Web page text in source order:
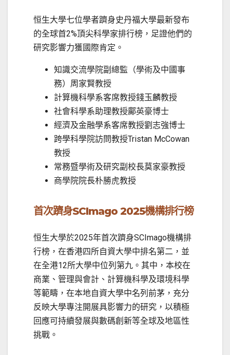
恒生大學七位學者躋身史丹福大學最新發布
的全球首2%頂尖科學家排行榜，足證他們的
研究影響力獲國際肯定。
知識交流學院副總監（學術及中國事
務）周家賢教授
計算機科學系客席教授錢玉麟教授
社會科學系助理教授鄺英豪博士
經濟及金融學系客席教授劉志強博士
跨學科學院訪問教授Tristan McCowan
教授
常務暨學術及研究副校長莫家豪教授
商學院院長朴勝虎教授
首次躋身SCImago 2025機構排行榜
恒生大學於2025年首次躋身SCImago機構排
行榜，在香港四所自資大學中排名第二，並
在全港12所大學中位列第九。其中，本校在
商業、管理與會計、計算機科學及環境科學
等範疇，在本地自資大學中名列前茅，充分
反映大學專注開展具影響力的研究，以積極
回應可持續發展與數碼創新等全球及地區性
挑戰。